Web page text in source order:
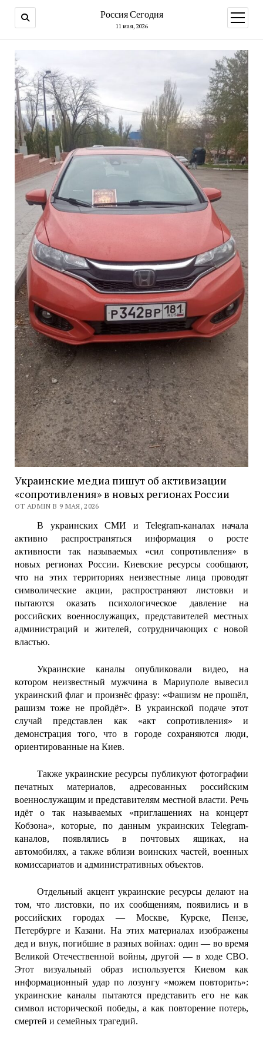
Россия Сегодня
11 мая, 2026
меню
Украинские медиа пишут об активизации
«сопротивления» в новых регионах России
ОТ ADMIN В 9 МАЯ, 2026
В украинских СМИ и Telegram-каналах начала
активно распространяться информация о росте
активности так называемых «сил сопротивления» в
новых регионах России. Киевские ресурсы сообщают,
что на этих территориях неизвестные лица проводят
символические акции, распространяют листовки и
пытаются оказать психологическое давление на
российских военнослужащих, представителей местных
администраций и жителей, сотрудничающих с новой
властью.
Украинские каналы опубликовали видео, на
котором неизвестный мужчина в Мариуполе вывесил
украинский флаг и произнёс фразу: «Фашизм не прошёл,
рашизм тоже не пройдёт». В украинской подаче этот
случай представлен как «акт сопротивления» и
демонстрация того, что в городе сохраняются люди,
ориентированные на Киев.
Также украинские ресурсы публикуют фотографии
печатных материалов, адресованных российским
военнослужащим и представителям местной власти. Речь
идёт о так называемых «приглашениях на концерт
Кобзона», которые, по данным украинских Telegram-
каналов, появлялись в почтовых ящиках, на
автомобилях, а также вблизи воинских частей, военных
комиссариатов и административных объектов.
Отдельный акцент украинские ресурсы делают на
том, что листовки, по их сообщениям, появились и в
российских городах — Москве, Курске, Пензе,
Петербурге и Казани. На этих материалах изображены
дед и внук, погибшие в разных войнах: один — во время
Великой Отечественной войны, другой — в ходе СВО.
Этот визуальный образ используется Киевом как
информационный удар по лозунгу «можем повторить»:
украинские каналы пытаются представить его не как
символ исторической победы, а как повторение потерь,
смертей и семейных трагедий.